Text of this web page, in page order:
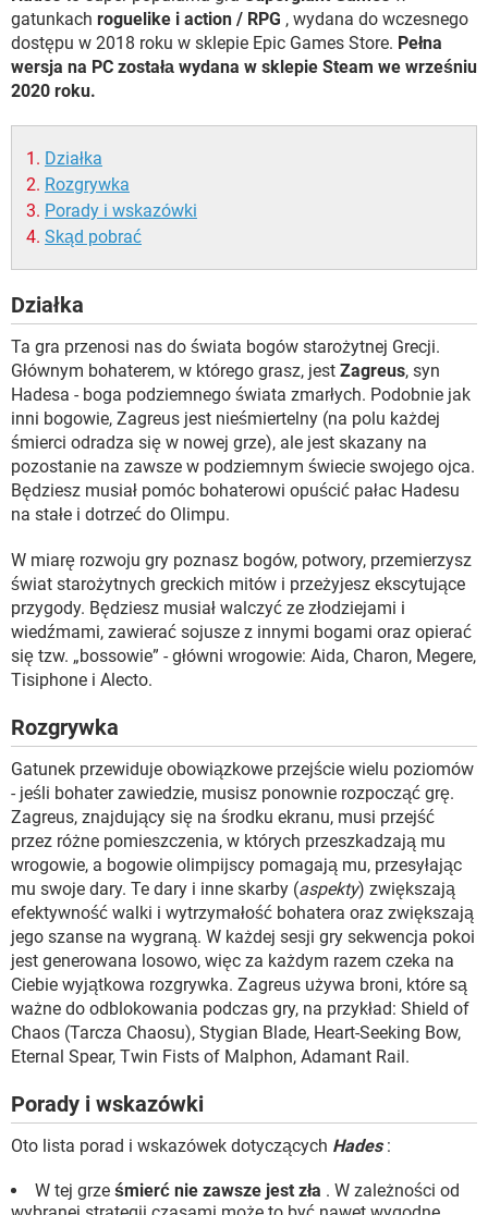
gatunkach roguelike i action / RPG , wydana do wczesnego
dostępu w 2018 roku w sklepie Epic Games Store. Pełna
wersja na PC zostałа wydana w sklepie Steam we wrześniu
2020 roku.
Działka
Rozgrywka
Porady i wskazówki
Skąd pobrać
Działka
Ta gra przenosi nas do świata bogów starożytnej Grecji.
Głównym bohaterem, w którego grasz, jest Zagreus, syn
Hadesa - boga podziemnego świata zmarłych. Podobnie jak
inni bogowie, Zagreus jest nieśmiertelny (na polu każdej
śmierci odradza się w nowej grze), ale jest skazany na
pozostanie na zawsze w podziemnym świecie swojego ojca.
Będziesz musiał pomóc bohaterowi opuścić pałac Hadesu
na stałe i dotrzeć do Olimpu.
W miarę rozwoju gry poznasz bogów, potwory, przemierzysz
świat starożytnych greckich mitów i przeżyjesz ekscytujące
przygody. Będziesz musiał walczyć ze złodziejami i
wiedźmami, zawierać sojusze z innymi bogami oraz opierać
się tzw. „bossowie” - główni wrogowie: Aida, Charon, Megere,
Tisiphone i Alecto.
Rozgrywka
Gatunek przewiduje obowiązkowe przejście wielu poziomów
- jeśli bohater zawiedzie, musisz ponownie rozpocząć grę.
Zagreus, znajdujący się na środku ekranu, musi przejść
przez różne pomieszczenia, w których przeszkadzają mu
wrogowie, a bogowie olimpijscy pomagają mu, przesyłając
mu swoje dary. Te dary i inne skarby (aspekty) zwiększają
efektywność walki i wytrzymałość bohatera oraz zwiększają
jego szanse na wygraną. W każdej sesji gry sekwencja pokoi
jest generowana losowo, więc za każdym razem czeka na
Ciebie wyjątkowa rozgrywka. Zagreus używa broni, które są
ważne do odblokowania podczas gry, na przykład: Shield of
Chaos (Tarcza Chaosu), Stygian Blade, Heart-Seeking Bow,
Eternal Spear, Twin Fists of Malphon, Adamant Rail.
Porady i wskazówki
Oto lista porad i wskazówek dotyczących Hades:
W tej grze śmierć nie zawsze jest zła . W zależności od